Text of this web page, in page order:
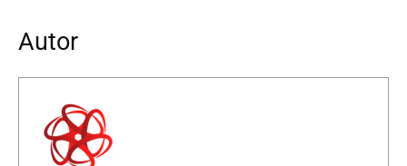
Autor